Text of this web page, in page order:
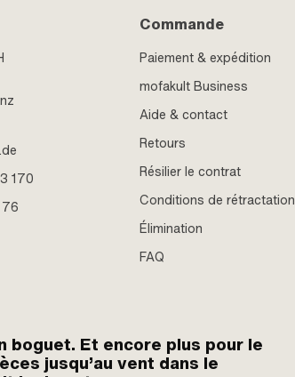
170
Commande
Paiement & expédition
mofakult Business
Aide & contact
Retours
Résilier le contrat
Conditions de rétractation
Élimination
FAQ
boguet. Et encore plus pour le
jusqu’au vent dans le